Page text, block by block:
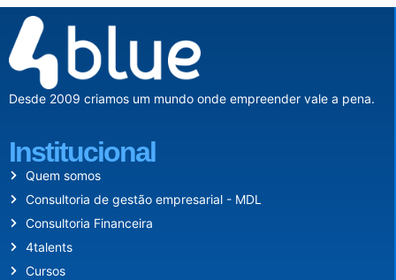
Desde 2009 criamos um mundo onde empreender vale a pena.
Institucional
Quem somos
Consultoria de gestão empresarial - MDL
Consultoria Financeira
4talents
Cursos